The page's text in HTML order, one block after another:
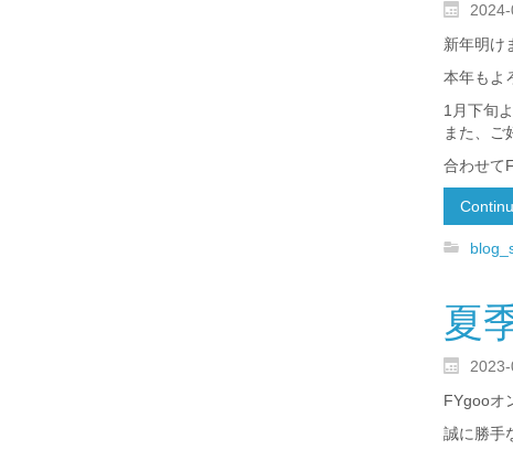
新年明け
本年もよ
1月下旬
また、ご
合わせて
夏
FYgooオ
誠に勝手